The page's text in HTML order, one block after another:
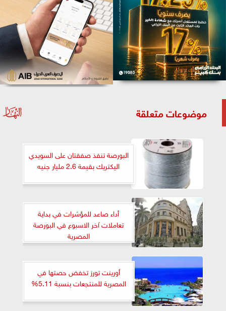
موضوعات متعلقة
البورصة تنفذ صفقتان على السويدي
اليكتريك بقيمة 2.6 مليار جنيه
أداء صاعد للمؤشرات في بداية
تعاملات آخر الاسبوع في البورصة
المصرية
أورينت تورز تخفض حصتها في
المصرية للمنتجعات بنسبة 5.11%